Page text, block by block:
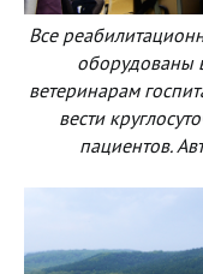
Все
оборудованы
ветеринарам
вести
пациентов.